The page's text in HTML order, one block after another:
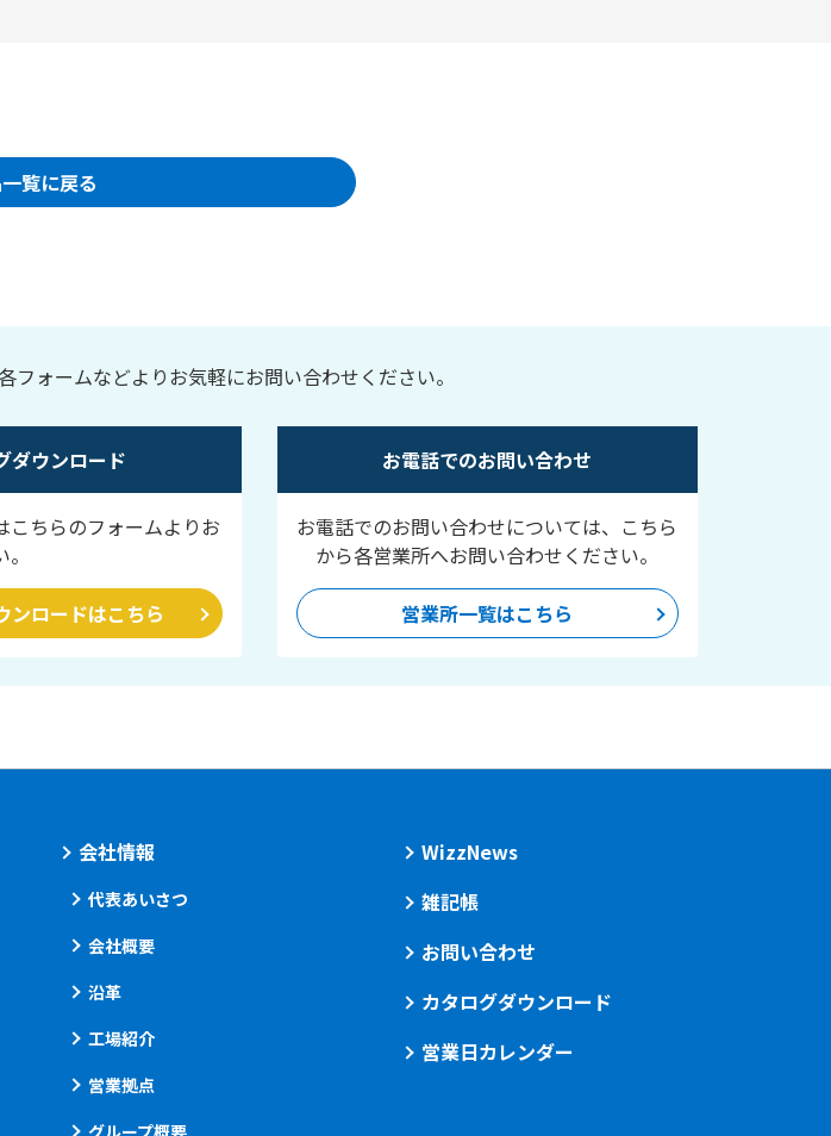
覧に戻る
ォームなどよりお気軽にお問い合わせください。
ダウンロード
こちらのフォームよりお
ンロードはこちら
お電話でのお問い合わせ
お電話でのお問い合わせについては、こちら
から各営業所へお問い合わせください。
営業所一覧はこちら
会社情報
代表あいさつ
会社概要
沿革
工場紹介
営業拠点
WizzNews
雑記帳
お問い合わせ
カタログダウンロード
営業日カレンダー